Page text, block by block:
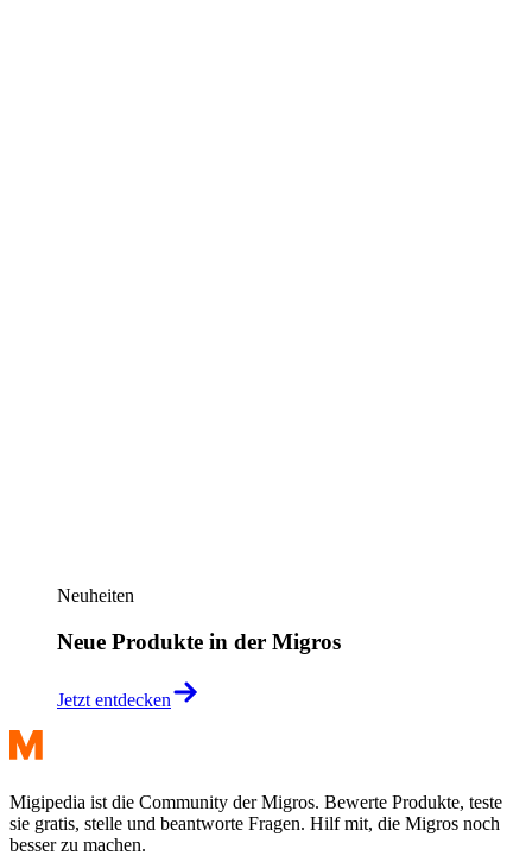
Neuheiten
Neue Produkte in der Migros
Jetzt entdecken
Migipedia ist die Community der Migros. Bewerte Produkte, teste
sie gratis, stelle und beantworte Fragen. Hilf mit, die Migros noch
besser zu machen.